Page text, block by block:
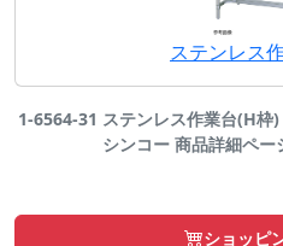
ステンレス
1-6564-31 ステンレス作業台(H
シンコー 商品詳細ペ
ショッピ